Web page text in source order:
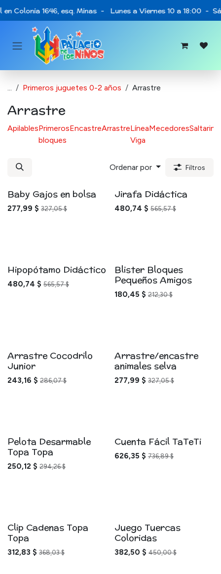
Ir al contenido
Colonia 1646, esq. Minas - Lunes a Viernes 10 a 18:00 -
... Primeros juguetes 0-2 años Arrastre
Arrastre
ApilablesPrimeros
bloques
EncastreArrastreLínea
Viga
Mecedores
Ordenar por Filtros
Baby Gajos en bolsa
277,99 $ 327,05$
Jirafa Didáctica
480,74 $ 565,57$
Hipopótamo Didáctico
480,74 $ 565,57$
Blister Bloques
Pequeños Amigos
180,45 $ 212,30$
Arrastre Cocodrilo
Junior
243,16 $ 286,07$
Arrastre/encastre
animales selva
277,99 $ 327,05$
Pelota Desarmable
Topa Topa
250,12 $ 294,26$
Cuenta Fácil TaTeTi
626,35 $ 736,89$
Clip Cadenas Topa
Topa
312,83 $ 368,03$
Juego Tuercas
Coloridas
382,50 $ 450,00$